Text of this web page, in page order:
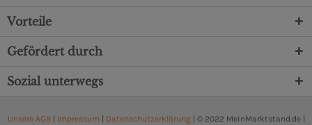
Vorteile
Gefördert durch
Sozial unterwegs
Unsere AGB| Impressum Datenschutzerklärung| © 2022 MeinMarktstand.de |